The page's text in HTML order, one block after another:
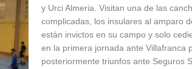
y Urci Almeria. Visitan una de las
complicadas, los insulares al amparo
están invictos en su campo y solo
en la primera jornada ante Villafranca
posteriormente triunfos ante Seguros